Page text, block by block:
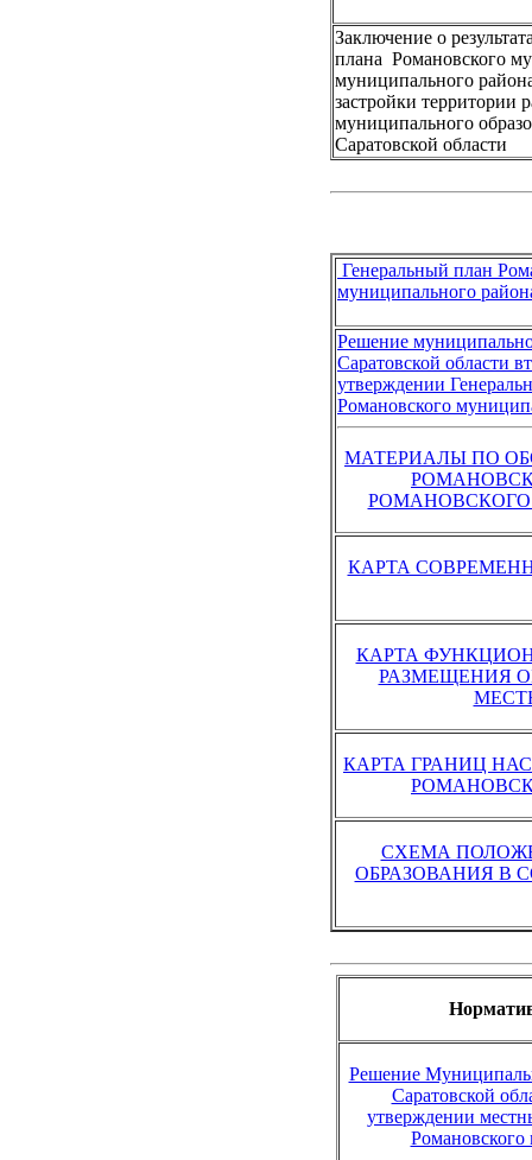
Заключение о
плана Романовского
муниципального
застройки территории
муниципального
Саратовской области
Генеральный план
муниципального
Решение
Саратовской области
утверждении
Романовского
МАТЕРИАЛЫ ПО
КАРТА
КАРТА
РАЗМЕЩЕНИЯ
КАРТА ГРАНИЦ
СХЕМА
ОБРАЗОВАНИЯ В
Решение
Саратовской
утверждении
Романовского